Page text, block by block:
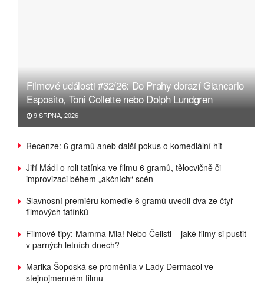
Filmové události #32/26: Do Prahy dorazí Giancarlo
Esposito, Toni Collette nebo Dolph Lundgren
9 SRPNA, 2026
Recenze: 6 gramů aneb další pokus o komediální hit
Jiří Mádl o roli tatínka ve filmu 6 gramů, tělocvičně či
improvizaci během „akčních“ scén
Slavnosní premiéru komedie 6 gramů uvedli dva ze čtyř
filmových tatínků
Filmové tipy: Mamma Mia! Nebo Čelisti – jaké filmy si pustit
v parných letních dnech?
Marika Šoposká se proměnila v Lady Dermacol ve
stejnojmenném filmu